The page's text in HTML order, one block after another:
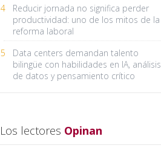
4
Reducir jornada no significa perder
productividad: uno de los mitos de la
reforma laboral
5
Data centers demandan talento
bilingüe con habilidades en IA, análisis
de datos y pensamiento crítico
Los lectores Opinan